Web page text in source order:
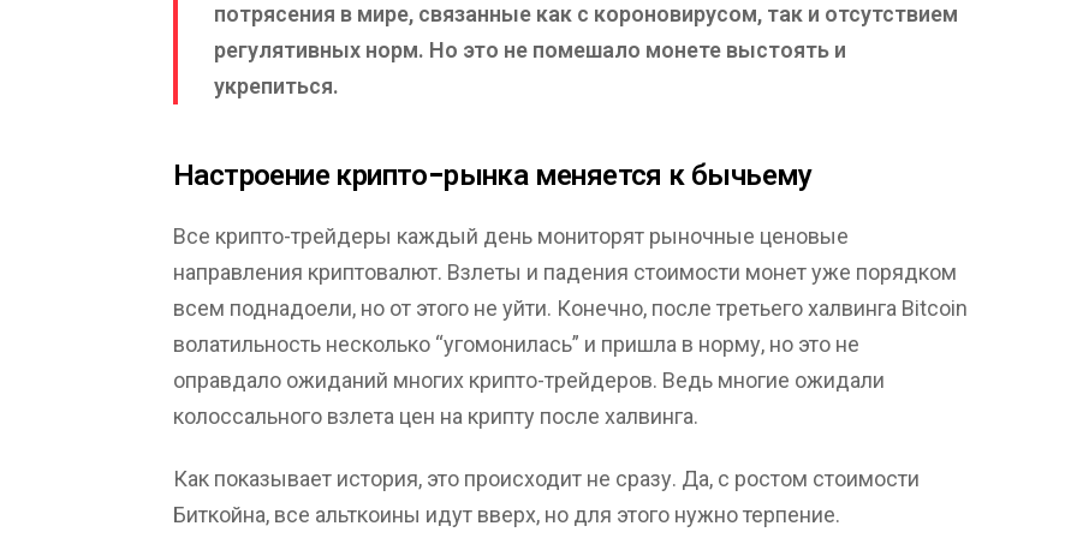
потрясения в мире, связанные как с короновирусом, так и отсутствием
регулятивных норм. Но это не помешало монете выстоять и
укрепиться.
Настроение крипто-рынка меняется к бычьему
Все крипто-трейдеры каждый день мониторят рыночные ценовые
направления криптовалют. Взлеты и падения стоимости монет уже порядком
всем поднадоели, но от этого не уйти. Конечно, после третьего халвинга Bitcoin
волатильность несколько “угомонилась” и пришла в норму, но это не
оправдало ожиданий многих крипто-трейдеров. Ведь многие ожидали
колоссального взлета цен на крипту после халвинга.
Как показывает история, это происходит не сразу. Да, с ростом стоимости
Биткойна, все альткоины идут вверх, но для этого нужно терпение.